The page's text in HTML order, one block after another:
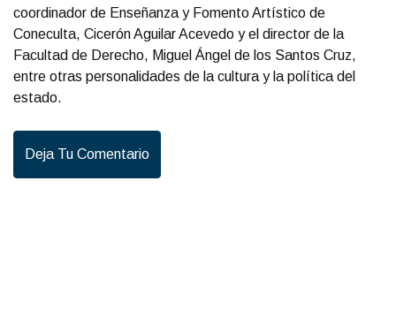
coordinador de Enseñanza y Fomento Artístico de
Coneculta, Cicerón Aguilar Acevedo y el director de la
Facultad de Derecho, Miguel Ángel de los Santos Cruz,
entre otras personalidades de la cultura y la política del
estado.
Deja Tu Comentario